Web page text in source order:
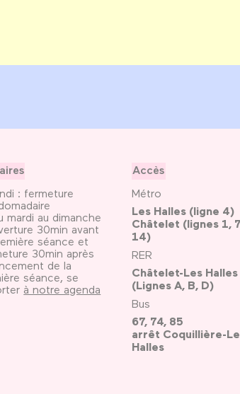
: fermeture
mardi au dimanche
30min avant
séance et
30min après
de la
séance, se
à notre agenda
Accès
Métro
Les Halles (ligne 4)
Châtelet (lignes 1,
14)
RER
Châtelet-Les Halles
(Lignes A, B, D)
Bus
67, 74, 85
arrêt Coquillière-
Halles